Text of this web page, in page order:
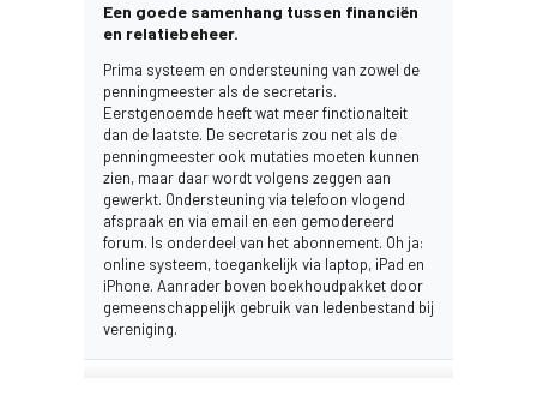
Een goede samenhang tussen financiën
en relatiebeheer.
Prima systeem en ondersteuning van zowel de
penningmeester als de secretaris.
Eerstgenoemde heeft wat meer finctionalteit
dan de laatste. De secretaris zou net als de
penningmeester ook mutaties moeten kunnen
zien, maar daar wordt volgens zeggen aan
gewerkt. Ondersteuning via telefoon vlogend
afspraak en via email en een gemodereerd
forum. Is onderdeel van het abonnement. Oh ja:
online systeem, toegankelijk via laptop, iPad en
iPhone. Aanrader boven boekhoudpakket door
gemeenschappelijk gebruik van ledenbestand bij
vereniging.